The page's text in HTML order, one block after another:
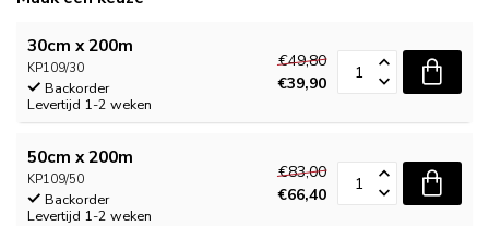
30cm x 200m
KP109/30
Backorder
Levertijd 1-2 weken
€49,80
€39,90
50cm x 200m
KP109/50
Backorder
Levertijd 1-2 weken
€83,00
€66,40